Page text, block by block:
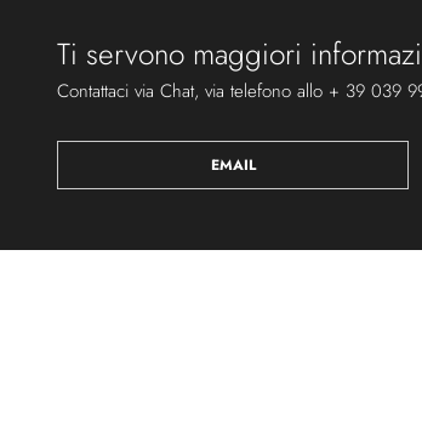
Ti servono maggiori
Contattaci via Chat, via telefono allo + 39 039
EMAIL